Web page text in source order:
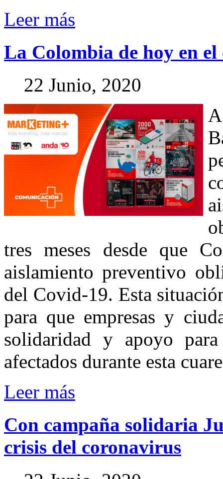
Leer más
La Colombia de hoy en el
22 Junio, 2020
tres meses desde que
aislamiento preventivo
del Covid-19. Esta
para que empresas y
solidaridad y apoyo
afectados durante esta
Leer más
Con campaña solidaria
crisis del coronavirus